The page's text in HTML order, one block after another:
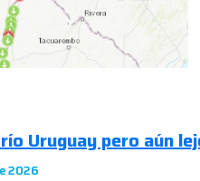
Uruguay pero aún
2026